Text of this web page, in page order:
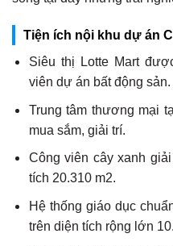
Tiện ích nội khu dự án
Siêu thị Lotte Mart
viên dự án bất động sản.
Trung tâm thương mại
mua sắm, giải trí.
Công viên cây xanh
tích 20.310 m2.
Hệ thống giáo dục
trên diện tích rộng lớn